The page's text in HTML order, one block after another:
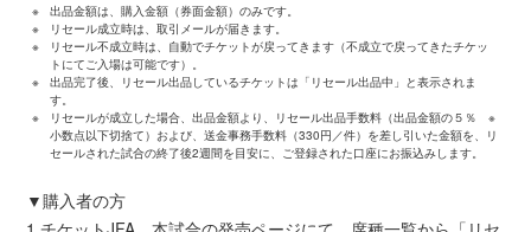
※
出品金額は、購入金額（券面金額）のみです。
※
リセール成立時は、取引メールが届きます。
※
リセール不成立時は、自動でチケットが戻ってきます（不成立で戻ってきたチケッ
トにてご入場は可能です）。
※
出品完了後、リセール出品しているチケットは「リセール出品中」と表示されま
す。
※
リセールが成立した場合、出品金額より、リセール出品手数料（出品金額の５％ ※
小数点以下切捨て）および、送金事務手数料（330円／件）を差し引いた金額を、リ
セールされた試合の終了後2週間を目安に、ご登録された口座にお振込みします。
▼購入者の方